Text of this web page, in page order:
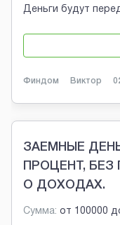
Деньги будут
Финдом Виктор
ЗАЕМНЫЕ
ПРОЦЕНТ,
О ДОХОДАХ.
Сумма: от 100000